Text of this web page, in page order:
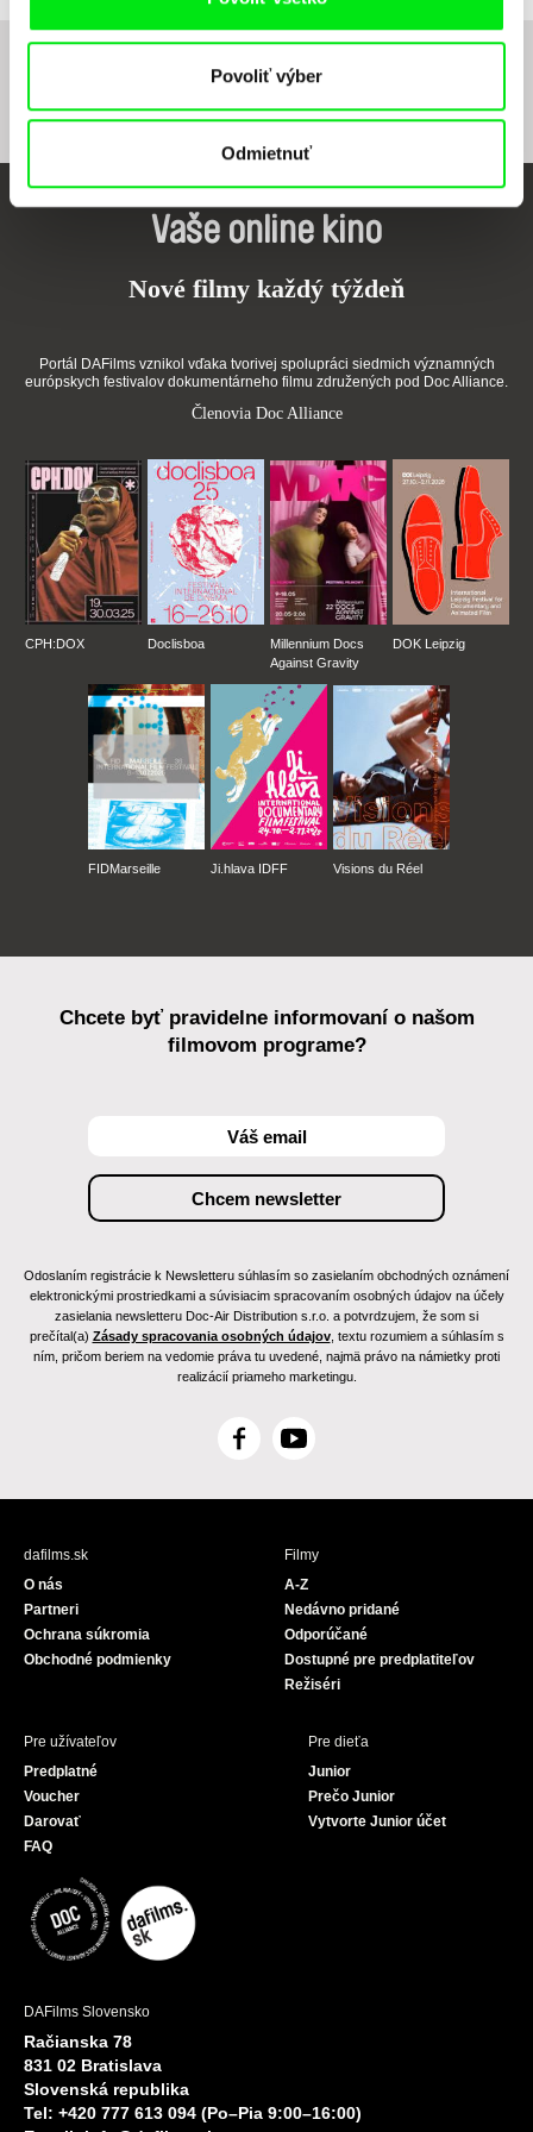
Povoliť výber
Odmietnuť
7 8 9
Vaše online kino
Nové filmy každý týždeň
Portál DAFilms vznikol vďaka tvorivej spolupráci siedmich významných
európskych festivalov dokumentárneho filmu združených pod Doc Alliance.
Členovia Doc Alliance
CPH:DOX Doclisboa
Millennium Docs
Against Gravity
DOK Leipzig
FIDMarseille Ji.hlava IDFF Visions du Réel
Chcete byť pravidelne informovaní o našom
filmovom programe?
Odoslaním registrácie k Newsletteru súhlasím so zasielaním obchodných oznámení
elektronickými prostriedkami a súvisiacim spracovaním osobných údajov na účely
zasielania newsletteru Doc-Air Distribution s.r.o. a potvrdzujem, že som si
prečítal(a) Zásady spracovania osobných údajov, textu rozumiem a súhlasím s
ním, pričom beriem na vedomie práva tu uvedené, najmä právo na námietky proti
realizácií priameho marketingu.
F
c
Y
u
e
dafilms.sk
O nás
Partneri
Ochrana súkromia
Obchodné podmienky
Filmy
A-Z
Nedávno pridané
Odporúčané
Dostupné pre predplatiteľov
Režiséri
Pre užívateľov
Predplatné
Voucher
Darovať
FAQ
Pre dieťa
Junior
Prečo Junior
Vytvorte Junior účet
DAFilms Slovensko
Račianska 78
831 02 Bratislava
Slovenská republika
Tel: +420 777 613 094 (Po–Pia 9:00–16:00)